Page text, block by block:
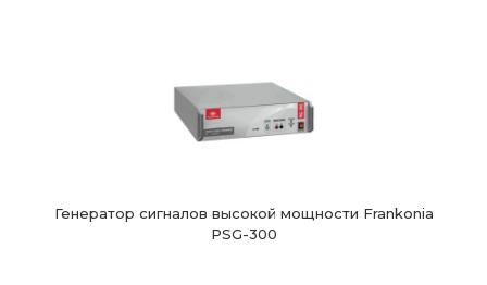
Генератор сигналов высокой мощности Frankonia
PSG-300